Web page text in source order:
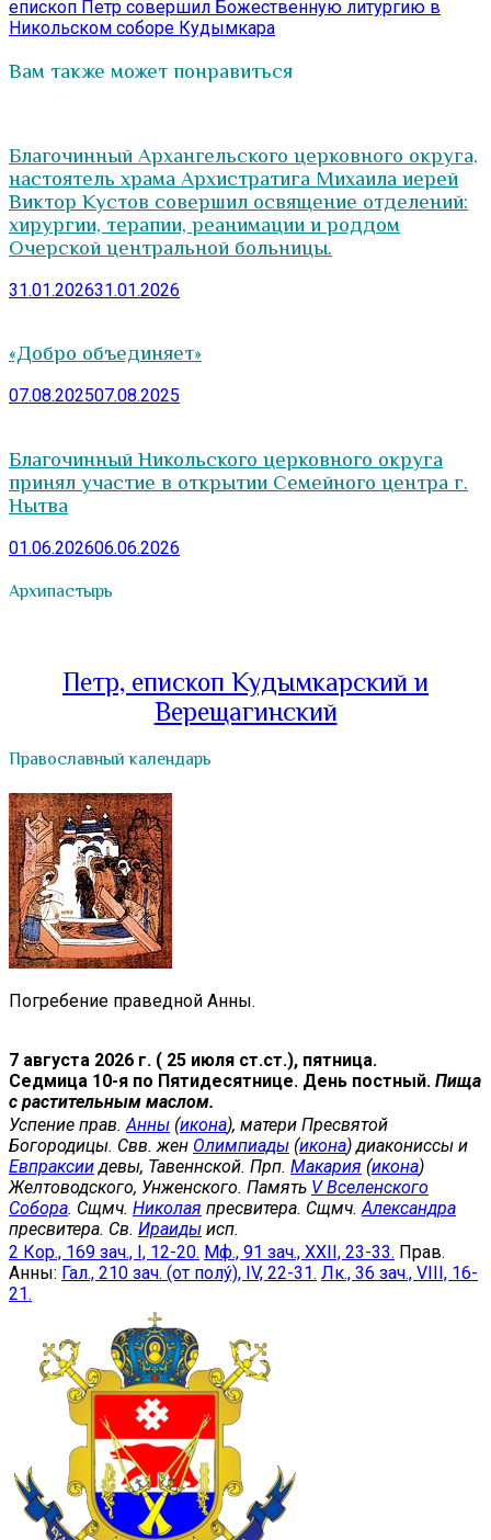
епископ Петр совершил Божественную литургию в
Никольском соборе Кудымкара
Вам также может понравиться
Благочинный Архангельского церковного округа,
настоятель храма Архистратига Михаила иерей
Виктор Кустов совершил освящение отделений:
хирургии, терапии, реанимации и роддом
Очерской центральной больницы.
31.01.202631.01.2026
«Добро объединяет»
07.08.202507.08.2025
Благочинный Никольского церковного округа
принял участие в открытии Семейного центра г.
Нытва
01.06.202606.06.2026
Архипастырь
Петр, епископ Кудымкарский и
Верещагинский
Православный календарь
Погребение праведной Анны.
7 августа 2026 г. ( 25 июля ст.ст.), пятница.
Седмица 10-я по Пятидесятнице. День постный. Пища
с растительным маслом.
Успение прав. Анны (икона), матери Пресвятой
Богородицы. Свв. жен Олимпиады (икона) диакониссы и
Евпраксии девы, Тавеннской. Прп. Макария (икона)
Желтоводского, Унженского. Память V Вселенского
Собора. Сщмч. Николая пресвитера. Сщмч. Александра
пресвитера. Св. Ираиды исп.
2 Кор., 169 зач., I, 12-20. Мф., 91 зач., XXII, 23-33. Прав.
Анны: Гал., 210 зач. (от полу́), IV, 22-31. Лк., 36 зач., VIII, 16-
21.